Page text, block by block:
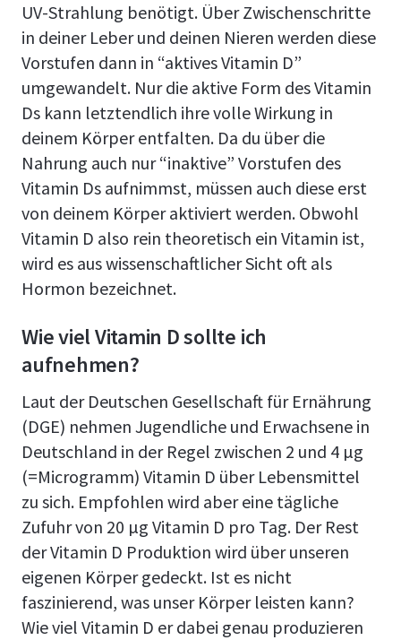
UV-Strahlung benötigt. Über Zwischenschritte
in deiner Leber und deinen Nieren werden diese
Vorstufen dann in “aktives Vitamin D”
umgewandelt. Nur die aktive Form des Vitamin
Ds kann letztendlich ihre volle Wirkung in
deinem Körper entfalten. Da du über die
Nahrung auch nur “inaktive” Vorstufen des
Vitamin Ds aufnimmst, müssen auch diese erst
von deinem Körper aktiviert werden. Obwohl
Vitamin D also rein theoretisch ein Vitamin ist,
wird es aus wissenschaftlicher Sicht oft als
Hormon bezeichnet.
Wie viel Vitamin D sollte ich
aufnehmen?
Laut der Deutschen Gesellschaft für Ernährung
(DGE) nehmen Jugendliche und Erwachsene in
Deutschland in der Regel zwischen 2 und 4 µg
(=Microgramm) Vitamin D über Lebensmittel
zu sich. Empfohlen wird aber eine tägliche
Zufuhr von 20 µg Vitamin D pro Tag. Der Rest
der Vitamin D Produktion wird über unseren
eigenen Körper gedeckt. Ist es nicht
faszinierend, was unser Körper leisten kann?
Wie viel Vitamin D er dabei genau produzieren